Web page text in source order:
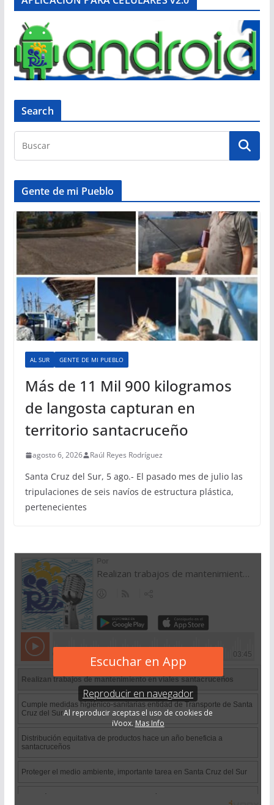
Search
Gente de mi Pueblo
AL SUR GENTE DE MI PUEBLO
Más de 11 Mil 900 kilogramos
de langosta capturan en
territorio santacruceño
agosto 6, 2026 Raúl Reyes Rodríguez
Santa Cruz del Sur, 5 ago.- El pasado mes de julio las
tripulaciones de seis navíos de estructura plástica,
pertenecientes